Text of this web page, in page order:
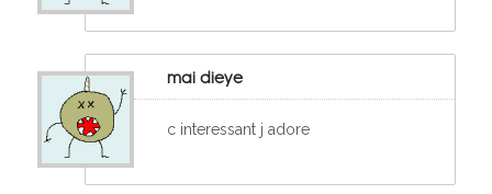
mai dieye
c interessant j adore